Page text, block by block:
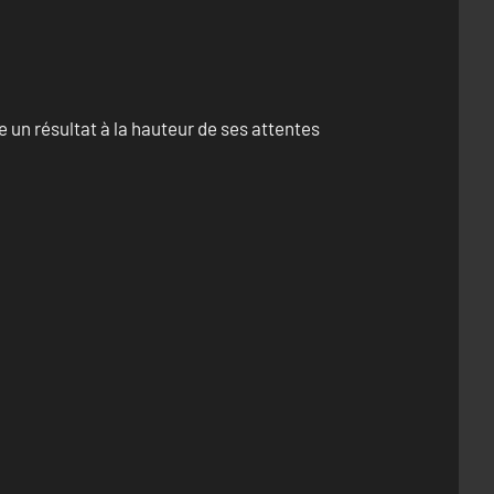
résultat à la hauteur de ses attentes